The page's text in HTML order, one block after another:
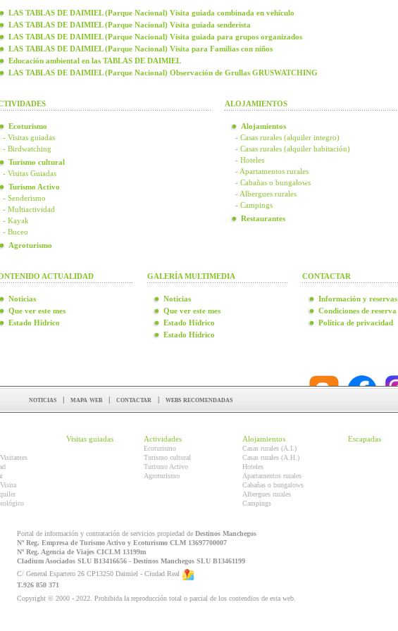
LAS TABLAS DE DAIMIEL (Parque Nacional) Visita guiada combinada en vehículo
LAS TABLAS DE DAIMIEL (Parque Nacional) Visita guiada senderista
LAS TABLAS DE DAIMIEL (Parque Nacional) Visita guiada para grupos organizados
LAS TABLAS DE DAIMIEL (Parque Nacional) Visita para Familias con niños
Educación ambiental en las TABLAS DE DAIMIEL
LAS TABLAS DE DAIMIEL (Parque Nacional) Observación de Grullas GRUSWATCHING
Ecoturismo
- Visitas guiadas
- Birdwatching
Turismo cultural
- Visitas Guiadas
Turismo Activo
- Senderismo
- Multiactividad
- Kayak
- Buceo
Agroturismo
ALOJAMIENTOS
Alojamientos
- Casas rurales (alquiler integro)
- Casas rurales (alquiler habitación)
- Hoteles
- Apartamentos rurales
- Cabañas o bungalows
- Albergues rurales
- Campings
Restaurantes
ACTUALIDAD
Noticias
Que ver este mes
Estado Hídrico
GALERÍA MULTIMEDIA
Noticias
Que ver este mes
Estado Hídrico
Estado Hídrico
CONTACTAR
Información y reservas
Condiciones de reserva
Política de privacidad
noticias | mapa web | contactar | webs recomendadas
Visitas guiadas Actividades
Ecoturismo
Turismo cultural
Turismo Activo
Agroturismo
Alojamientos
Casas rurales (A.I.)
Casas rurales (A.H.)
Hoteles
Apartamentos rurales
Cabañas o bungalows
Albergues rurales
Campings
Escapadas
Portal de información y contratación de servicios propiedad de Destinos Manchegos
Nº Reg. Empresa de Turismo Activo y Ecoturismo CLM 13697700007
Nº Reg. Agencia de Viajes CICLM 13199m
Cladium Asociados SLU B13416656 - Destinos Manchegos SLU B13461199
C/ General Espartero 26 CP13250 Daimiel - Ciudad Real
T.926 850 371
Copyright © 2000 - 2022. Prohibida la reproducción total o parcial de los contendios de esta web.